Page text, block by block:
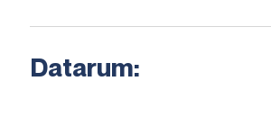
Datarum: